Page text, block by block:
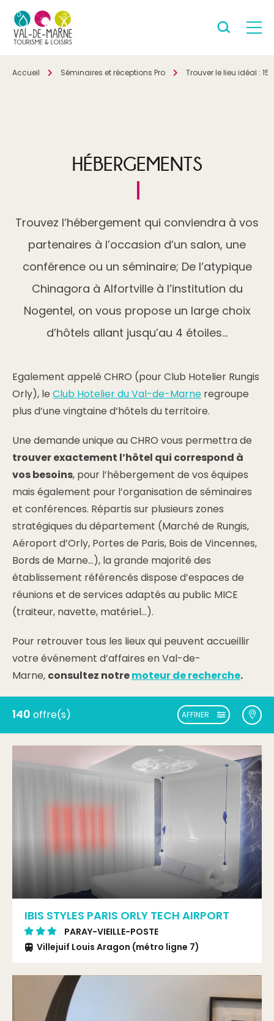
Accueil Séminaires et réceptions Pro Trouver le lieu idéal :
HÉBERGEMENTS
Trouvez l’hébergement qui conviendra à vos
partenaires à l’occasion d’un salon, une
conférence ou un séminaire; De l’atypique
Chinagora à Alfortville à l’institution du
Nogentel, on vous propose un large choix
d’hôtels allant jusqu’au 4 étoiles…
Egalement appelé CHRO (pour Club Hotelier Rungis
Orly), le Club Hotelier du Val-de-Marne regroupe
plus d’une vingtaine d’hôtels du territoire.
Une demande unique au CHRO vous permettra de
trouver exactement l’hôtel qui correspond à
vos besoins, pour l’hébergement de vos équipes
mais également pour l’organisation de séminaires
et conférences. Répartis sur plusieurs zones
stratégiques du département (Marché de Rungis,
Aéroport d’Orly, Portes de Paris, Bois de Vincennes,
Bords de Marne…), la grande majorité des
établissement référencés dispose d’espaces de
réunions et de services adaptés au public MICE
(traiteur, navette, matériel…).
Pour retrouver tous les lieux qui peuvent accueillir
votre événement d’affaires en Val-de-
Marne, consultez notremoteur de recherche.
140 offre(s) AFFINER
IBIS STYLES PARIS ORLY TECH AIRPORT
PARAY-VIEILLE-POSTE
Villejuif Louis Aragon (métro ligne 7)